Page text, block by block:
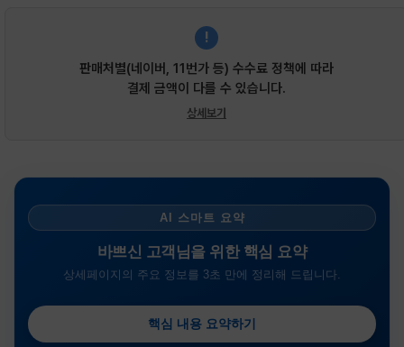
!
판매처별(네이버, 11번가 등) 수수료 정책에 따라
결제 금액이 다를 수 있습니다.
상세보기
AI 스마트 요약
바쁘신 고객님을 위한 핵심 요약
상세페이지의 주요 정보를 3초 만에 정리해 드립니다.
핵심 내용 요약하기